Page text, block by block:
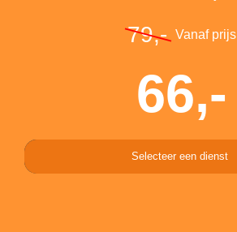
79,- Vanaf prijs
66,-
Selecteer een dienst